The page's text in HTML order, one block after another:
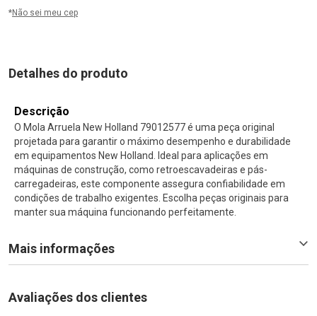
*Não sei meu cep
Detalhes do produto
Descrição
O Mola Arruela New Holland 79012577 é uma peça original
projetada para garantir o máximo desempenho e durabilidade
em equipamentos New Holland. Ideal para aplicações em
máquinas de construção, como retroescavadeiras e pás-
carregadeiras, este componente assegura confiabilidade em
condições de trabalho exigentes. Escolha peças originais para
manter sua máquina funcionando perfeitamente.
Mais informações
Avaliações dos clientes